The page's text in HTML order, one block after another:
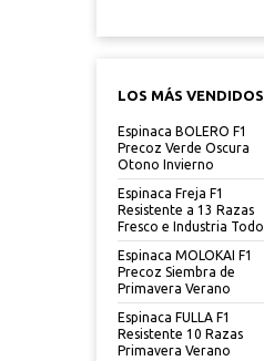
LOS MÁS VENDIDOS
Espinaca BOLERO F1
Precoz Verde Oscura
Otono Invierno
Espinaca Freja F1
Resistente a 13 Razas
Fresco e Industria Todo
Espinaca MOLOKAI F1
Precoz Siembra de
Primavera Verano
Espinaca FULLA F1
Resistente 10 Razas
Primavera Verano